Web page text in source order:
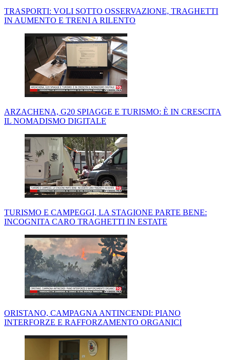
TRASPORTI: VOLI SOTTO OSSERVAZIONE, TRAGHETTI
IN AUMENTO E TRENI A RILENTO
ARZACHENA, G20 SPIAGGE E TURISMO: È IN CRESCITA
IL NOMADISMO DIGITALE
TURISMO E CAMPEGGI, LA STAGIONE PARTE BENE:
INCOGNITA CARO TRAGHETTI IN ESTATE
ORISTANO, CAMPAGNA ANTINCENDI: PIANO
INTERFORZE E RAFFORZAMENTO ORGANICI